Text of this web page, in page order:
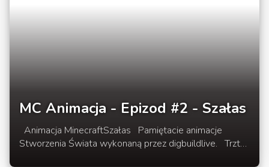
MC Animacja - Epizod #2 - Szałas
Animacja MinecraftSzałas Pamiętacie animacje
Stworzenia Świata wykonaną przez digbuildlive. Trzt